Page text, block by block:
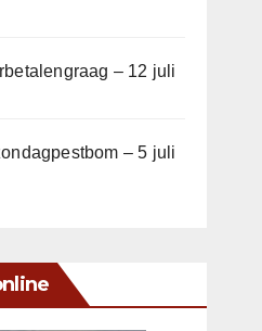
– 12 juli
– 5 juli